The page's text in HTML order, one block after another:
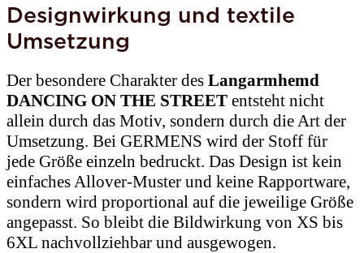
Designwirkung und textile
Umsetzung
Der besondere Charakter des Langarmhemd
DANCING ON THE STREET entsteht nicht
allein durch das Motiv, sondern durch die Art der
Umsetzung. Bei GERMENS wird der Stoff für
jede Größe einzeln bedruckt. Das Design ist kein
einfaches Allover-Muster und keine Rapportware,
sondern wird proportional auf die jeweilige Größe
angepasst. So bleibt die Bildwirkung von XS bis
6XL nachvollziehbar und ausgewogen.